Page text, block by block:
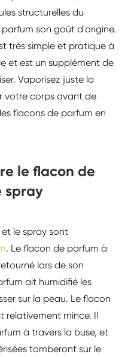
structurelles du
son goût d'origine.
très simple et pratique à
et est un supplément de
Vaporisez juste la
votre corps avant de
flacons de parfum en
le flacon de
spray
le spray sont
. Le flacon de parfum à
lors de son
ait humidifié les
sur la peau. Le flacon
relativement mince. Il
à travers la buse, et
tomberont sur le